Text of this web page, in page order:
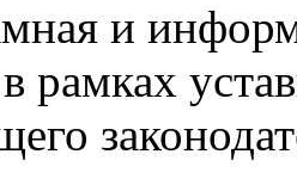
и
рамках